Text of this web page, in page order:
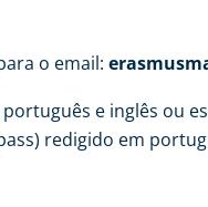
o email:
e inglês ou
redigido em